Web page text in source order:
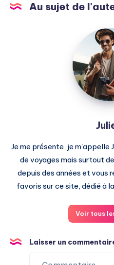
Au sujet de
Je me présente, je m'appelle
de voyages mais surtout
depuis des années et vous
favoris sur ce site, dédié à
Voir tous
Laisser un